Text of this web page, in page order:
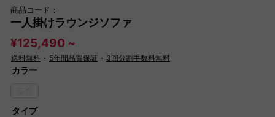
商品コード：
一人掛けラウンジソファ
¥125,490 ~
送料無料 ・ 5年間品質保証 ・ 3回分割手数料無料
カラー
タイプ